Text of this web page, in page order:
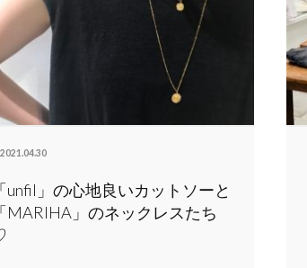
2021.04.30
「unfil」の心地良いカットソーと
「MARIHA」のネックレスたち